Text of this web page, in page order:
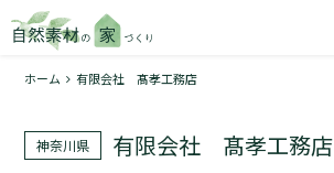
1
ホーム 有限会社 髙孝工務店
神奈川県 有限会社 髙孝工務店